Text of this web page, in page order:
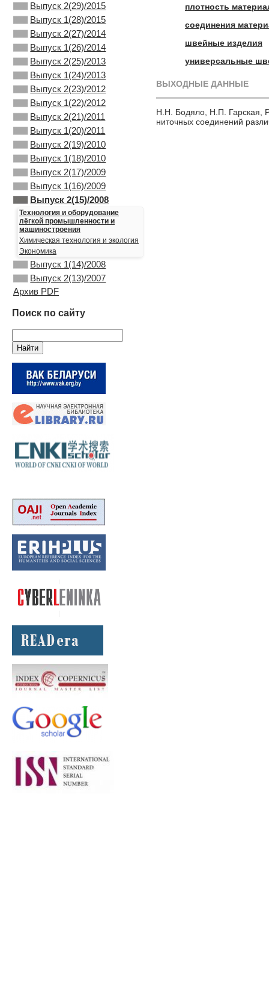
Выпуск 2(29)/2015
Выпуск 1(28)/2015
Выпуск 2(27)/2014
Выпуск 1(26)/2014
Выпуск 2(25)/2013
Выпуск 1(24)/2013
Выпуск 2(23)/2012
Выпуск 1(22)/2012
Выпуск 2(21)/2011
Выпуск 1(20)/2011
Выпуск 2(19)/2010
Выпуск 1(18)/2010
Выпуск 2(17)/2009
Выпуск 1(16)/2009
Выпуск 2(15)/2008
Технология и оборудование
лёгкой промышленности и
машиностроения
Химическая технология и экология
Экономика
Выпуск 1(14)/2008
Выпуск 2(13)/2007
Архив PDF
Поиск по сайту
плотность
соединения
швейные изделия
универсальные
ВЫХОДНЫЕ ДАННЫЕ
Н.Н. Бодяло, Н.П. Гарская,
ниточных соединений